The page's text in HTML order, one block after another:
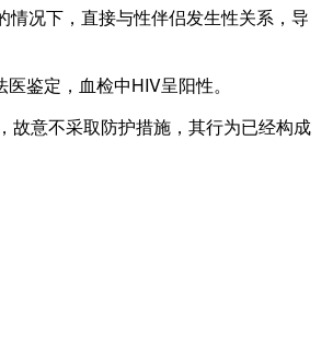
况下，直接与性伴侣发生性关系，导
鉴定，血检中HIV呈阳性。
意不采取防护措施，其行为已经构成